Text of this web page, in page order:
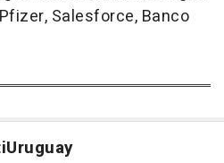
Salesforce, Banco
Uruguay